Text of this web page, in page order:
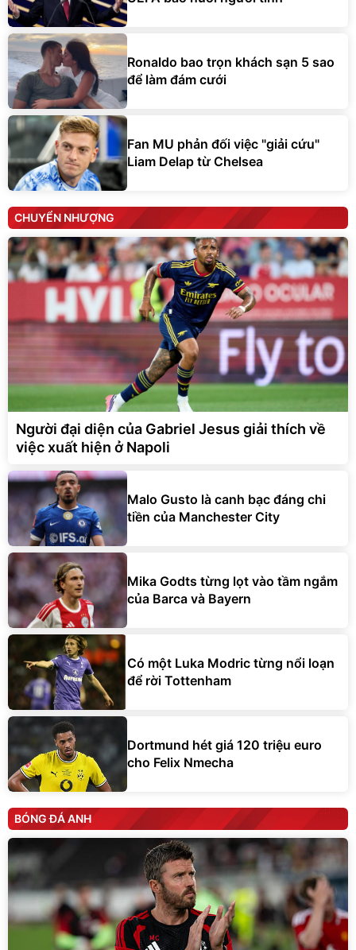
Ronaldo bao trọn khách sạn 5 sao
để làm đám cưới
Fan MU phản đối việc "giải cứu"
Liam Delap từ Chelsea
CHUYỂN NHƯỢNG
Người đại diện của Gabriel Jesus giải thích về
việc xuất hiện ở Napoli
Malo Gusto là canh bạc đáng chi
tiền của Manchester City
Mika Godts từng lọt vào tầm ngắm
của Barca và Bayern
Có một Luka Modric từng nổi loạn
để rời Tottenham
Dortmund hét giá 120 triệu euro
cho Felix Nmecha
BÓNG ĐÁ ANH